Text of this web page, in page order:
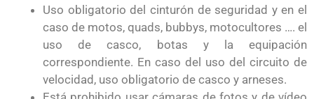
Uso obligatorio del cinturón de seguridad y en el
caso de motos, quads, bubbys, motocultores …. el
uso de casco, botas y la equipación
correspondiente. En caso del uso del circuito de
velocidad, uso obligatorio de casco y arneses.